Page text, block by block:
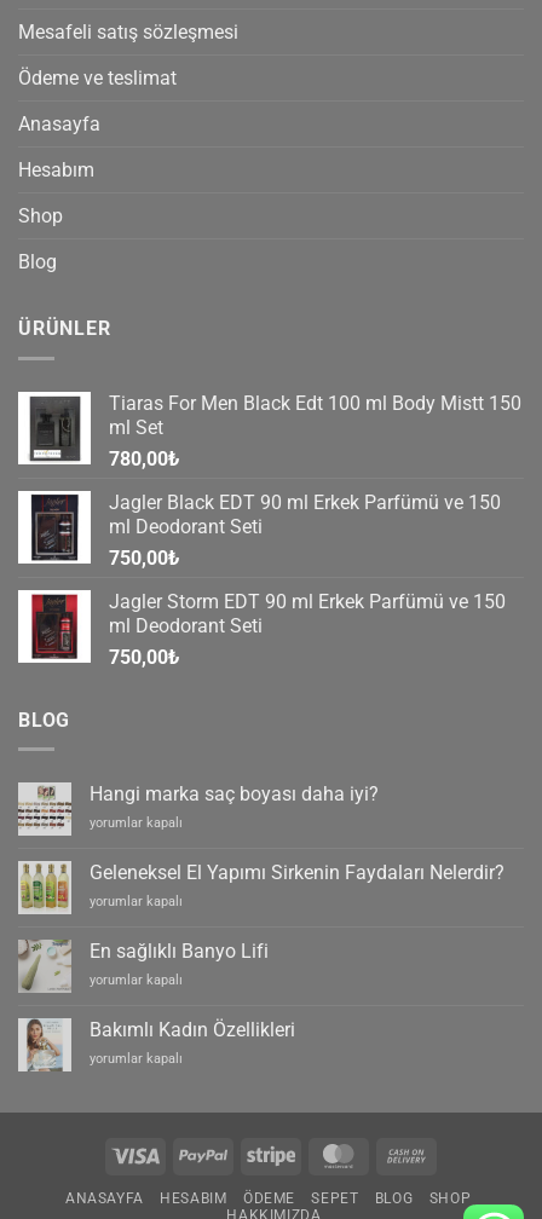
Mesafeli satış sözleşmesi
Ödeme ve teslimat
Anasayfa
Hesabım
Shop
Blog
ÜRÜNLER
Tiaras For Men Black Edt 100 ml Body Mistt 150
ml Set
780,00₺
Jagler Black EDT 90 ml Erkek Parfümü ve 150
ml Deodorant Seti
750,00₺
Jagler Storm EDT 90 ml Erkek Parfümü ve 150
ml Deodorant Seti
750,00₺
BLOG
Hangi marka saç boyası daha iyi?
Hangi
saç
boyası
daha
için
yorumlar kapalı
Geleneksel El Yapımı Sirkenin Faydaları Nelerdir?
Geleneksel
Yapımı
Sirkenin
Faydaları
için
yorumlar kapalı
En sağlıklı Banyo Lifi
En
Banyo
Lifi
için
yorumlar kapalı
Bakımlı Kadın Özellikleri
Bakımlı
yorumlar kapalı
Visa PayPal Stripe MasterCard
Delivery
ANASAYFA HESABIM ÖDEME SEPET BLOG
SHOP